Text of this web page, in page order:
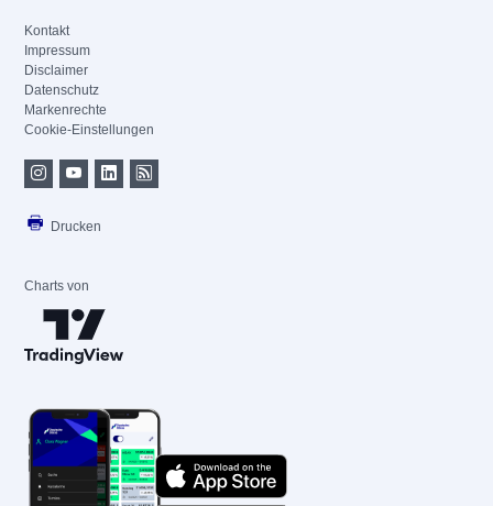
Kontakt
Impressum
Disclaimer
Datenschutz
Markenrechte
Cookie-Einstellungen
Drucken
Charts von